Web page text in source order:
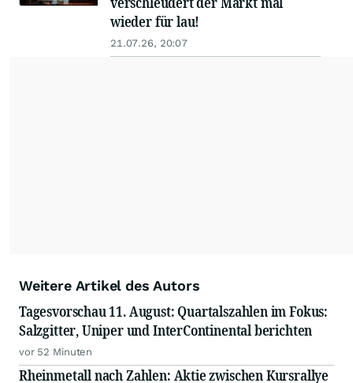
wieder für lau!
21.07.26, 20:07
Weitere Artikel des Autors
Tagesvorschau 11. August: Quartalszahlen im Fokus:
Salzgitter, Uniper und InterContinental berichten
vor 52 Minuten
Rheinmetall nach Zahlen: Aktie zwischen Kursrallye